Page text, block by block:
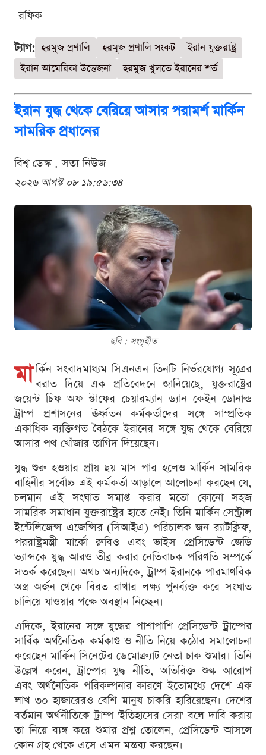
-রফিক
ট্যাগ: হরমুজ প্রণালি হরমুজ প্রণালি সংকট
ইরান যুক্তরাষ্ট্র
ইরান আমেরিকা উত্তেজনা
হরমুজ খুলতে ইরানের শর্ত
ইরান যুদ্ধ থেকে বেরিয়ে আসার পরামর্শ মার্কিন
সামরিক প্রধানের
বিশ্ব ডেস্ক . সত্য নিউজ
২০২৬ আগস্ট ০৮ ১৯:৫৬:৩৪
ছবি : সংগৃহীত
মা র্কিন সংবাদমাধ্যম সিএনএন তিনটি নির্ভরযোগ্য সূত্রের
বরাত দিয়ে এক প্রতিবেদনে জানিয়েছে, যুক্তরাষ্ট্রের
জয়েন্ট চিফ অফ স্টাফের চেয়ারম্যান ড্যান কেইন ডোনাল্ড
ট্রাম্প প্রশাসনের ঊর্ধ্বতন কর্মকর্তাদের সঙ্গে সাম্প্রতিক
একাধিক ব্যক্তিগত বৈঠকে ইরানের সঙ্গে যুদ্ধ থেকে বেরিয়ে
আসার পথ খোঁজার তাগিদ দিয়েছেন।
যুদ্ধ শুরু হওয়ার প্রায় ছয় মাস পার হলেও মার্কিন সামরিক
বাহিনীর সর্বোচ্চ এই কর্মকর্তা আড়ালে আলোচনা করছেন যে,
চলমান এই সংঘাত সমাপ্ত করার মতো কোনো সহজ
সামরিক সমাধান যুক্তরাষ্ট্রের হাতে নেই। তিনি মার্কিন সেন্ট্রাল
ইন্টেলিজেন্স এজেন্সির (সিআইএ) পরিচালক জন র‍্যাটক্লিফ,
পররাষ্ট্রমন্ত্রী মার্কো রুবিও এবং ভাইস প্রেসিডেন্ট জেডি
ভ্যান্সকে যুদ্ধ আরও তীব্র করার নেতিবাচক পরিণতি সম্পর্কে
সতর্ক করেছেন। অথচ অন্যদিকে, ট্রাম্প ইরানকে পারমাণবিক
অস্ত্র অর্জন থেকে বিরত রাখার লক্ষ্য পুনর্ব্যক্ত করে সংঘাত
চালিয়ে যাওয়ার পক্ষে অবস্থান নিচ্ছেন।
এদিকে, ইরানের সঙ্গে যুদ্ধের পাশাপাশি প্রেসিডেন্ট ট্রাম্পের
সার্বিক অর্থনৈতিক কর্মকাণ্ড ও নীতি নিয়ে কঠোর সমালোচনা
করেছেন মার্কিন সিনেটের ডেমোক্র্যাট নেতা চাক শুমার। তিনি
উল্লেখ করেন, ট্রাম্পের যুদ্ধ নীতি, অতিরিক্ত শুল্ক আরোপ
এবং অর্থনৈতিক পরিকল্পনার কারণে ইতোমধ্যে দেশে এক
লাখ ৩০ হাজারেরও বেশি মানুষ চাকরি হারিয়েছেন। দেশের
বর্তমান অর্থনীতিকে ট্রাম্প 'ইতিহাসের সেরা' বলে দাবি করায়
তা নিয়ে ব্যঙ্গ করে শুমার প্রশ্ন তোলেন, প্রেসিডেন্ট আসলে
কোন গ্রহ থেকে এসে এমন মন্তব্য করছেন।